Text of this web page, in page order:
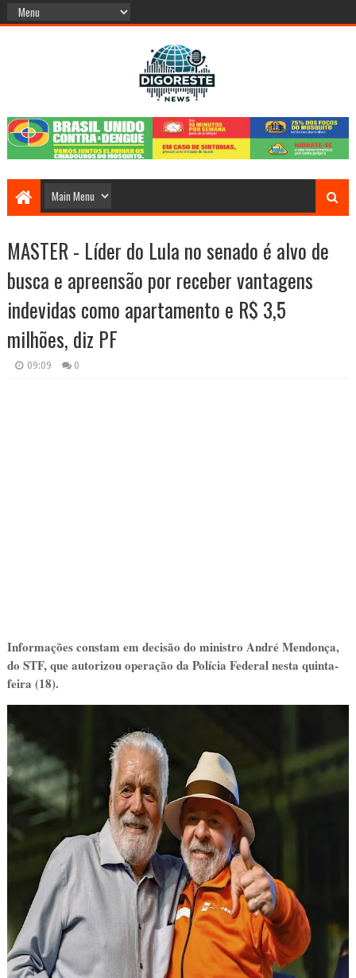
MASTER - Líder do Lula no senado é alvo de
busca e apreensão por receber vantagens
indevidas como apartamento e R$ 3,5
milhões, diz PF
09:09 0
Informações constam em decisão do ministro André Mendonça,
do STF, que autorizou operação da Polícia Federal nesta quinta-
feira (18).